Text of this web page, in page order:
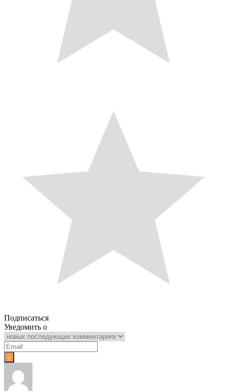
Подписаться
Уведомить о